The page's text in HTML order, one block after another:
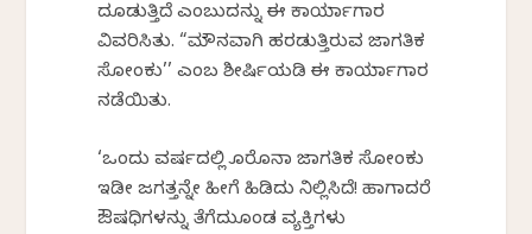
ದೂಡುತ್ತಿದೆ ಎಂಬುದನ್ನು ಈ ಕಾರ್ಯಾಗಾರ
ವಿವರಿಸಿತು. “ಮೌನವಾಗಿ ಹರಡುತ್ತಿರುವ ಜಾಗತಿಕ
ಸೋಂಕು’’ ಎಂಬ ಶೀರ್ಷಿಕೆಯಡಿ ಈ ಕಾರ್ಯಾಗಾರ
ನಡೆಯಿತು.
‘ಒಂದು ವರ್ಷದಲ್ಲಿ ಕೊರೊನಾ ಜಾಗತಿಕ ಸೋಂಕು
ಇಡೀ ಜಗತ್ತನ್ನೇ ಹೀಗೆ ಹಿಡಿದು ನಿಲ್ಲಿಸಿದೆ! ಹಾಗಾದರೆ
ಔಷಧಿಗಳನ್ನು ತೆಗೆದುಕೊಂಡ ವ್ಯಕ್ತಿಗಳು